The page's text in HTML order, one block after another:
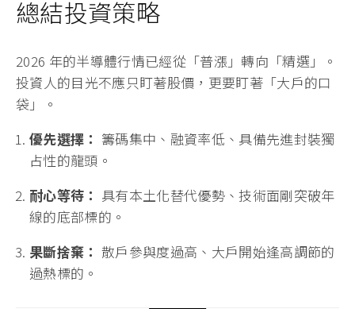
總結投資策略
2026 年的半導體行情已經從「普漲」轉向「精選」。
投資人的目光不應只盯著股價，更要盯著「大戶的口
袋」。
優先選擇： 籌碼集中、融資率低、具備先進封裝獨
占性的龍頭。
耐心等待： 具有本土化替代優勢、技術面剛突破年
線的底部標的。
果斷捨棄： 散戶參與度過高、大戶開始逢高調節的
過熱標的。